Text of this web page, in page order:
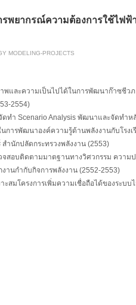
innovation, solar PV
pending, non-tracking
รพยากรณ์ความต้องการใช้ไฟฟ้
MODELING-PROJECTS
พและความเป็นไปได้ในการพัฒนาก๊าซชีว
2554)
ดทำ Scenario Analysis พัฒนาและจัดทำ
การพัฒนาองค์ความรู้ด้านพลังงานกับโรง
ำนักปลัดกระทรวงพลังงาน (2553)
จสอบติดตามมาตฐานทางวิศวกรรม ความ
านกำกับกิจการพลังงาน (2552-2553)
ะสมโครงการเพิ่มความเชื่อถือได้ของระบ